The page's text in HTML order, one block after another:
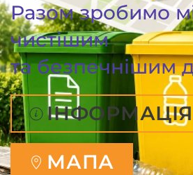
Разом зробимо
чистішим
та безпечнішим
ІНФОРМАЦІЯ
МАПА